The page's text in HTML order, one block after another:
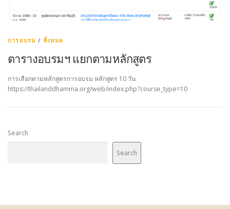
การอบรม /ทั้งหมด
ตารางอบรมฯ แยกตามหลักสูตร
การเลือกตามหลักสูตรการอบรม หลักสูตร 10 วัน
https://thailanddhamma.org/web/index.php?course_type=10
Search
Search